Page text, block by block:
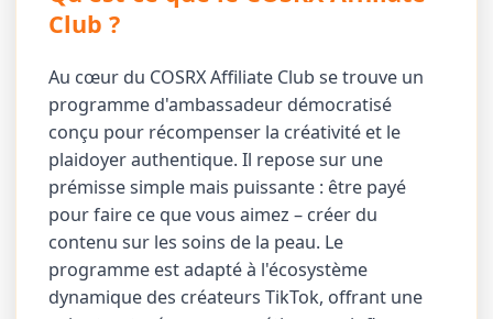
Club ?
Au cœur du COSRX Affiliate Club se trouve un
programme d'ambassadeur démocratisé
conçu pour récompenser la créativité et le
plaidoyer authentique. Il repose sur une
prémisse simple mais puissante : être payé
pour faire ce que vous aimez – créer du
contenu sur les soins de la peau. Le
programme est adapté à l'écosystème
dynamique des créateurs TikTok, offrant une